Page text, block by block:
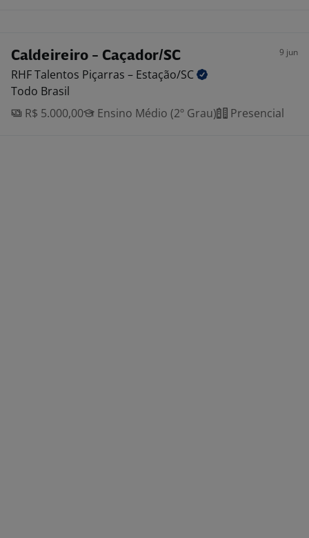
Caldeireiro - Caçador/SC 9 jun
RHF Talentos Piçarras – Estação/SC
Todo Brasil
R$ 5.000,00
Ensino Médio (2º Grau) Presencial